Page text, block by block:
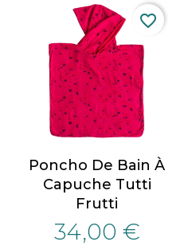
Poncho De Bain À
Capuche Tutti
Frutti
34,00 €
favorite_border